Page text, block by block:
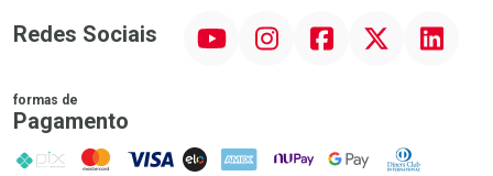
Redes Sociais InstagramFacebookTwitter Linkedin
formas de
Pagamento
PIX MasterCard
VISA ELO AMEX NuPay Google PayDiners Club